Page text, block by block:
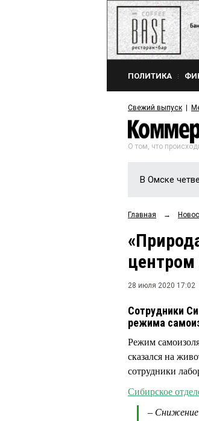
ПОЛИТИКА
Свежий выпуск
О том, что
В Омске
Главная →
центром
28 июля 2020 17:02
Сотрудники
режима
Режим
сказался на
сотрудники
Сибирское
– Снижение